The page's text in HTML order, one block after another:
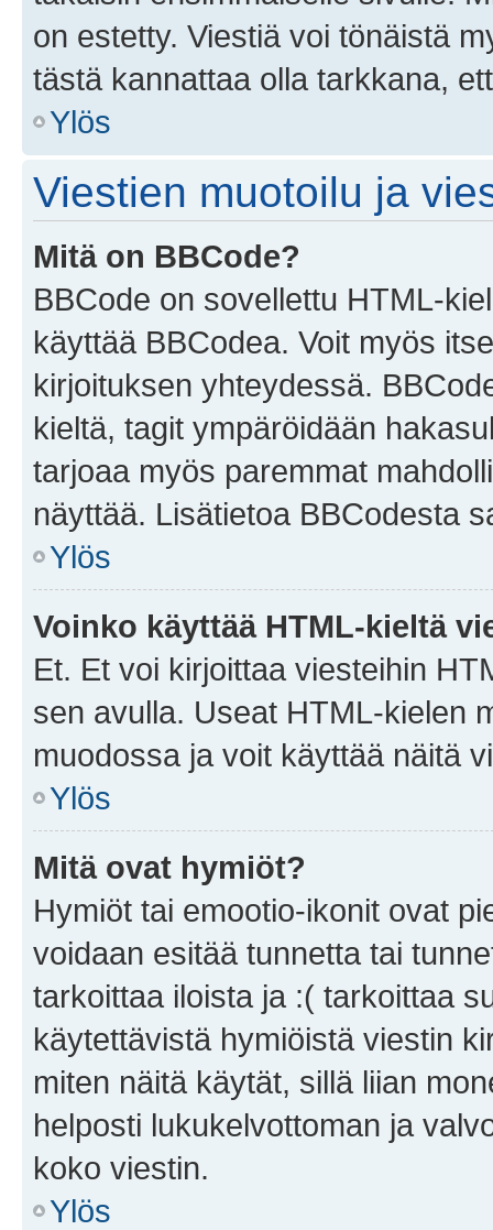
on estetty. Viestiä voi tönäistä
tästä kannattaa olla tarkkana,
Ylös
Viestien muotoilu ja
Mitä on BBCode?
BBCode on sovellettu HTML-
käyttää BBCodea. Voit myös
kirjoituksen yhteydessä.
kieltä, tagit ympäröidään
tarjoaa myös paremmat
näyttää. Lisätietoa BBCodesta
Ylös
Voinko käyttää HTML-kieltä
Et. Et voi kirjoittaa viesteihin
sen avulla. Useat HTML-kielen
muodossa ja voit käyttää näitä
Ylös
Mitä ovat hymiöt?
Hymiöt tai emootio-ikonit ovat
voidaan esitää tunnetta tai
tarkoittaa iloista ja :( tarkoittaa
käytettävistä hymiöistä viestin
miten näitä käytät, sillä liian
helposti lukukelvottoman ja
koko viestin.
Ylös